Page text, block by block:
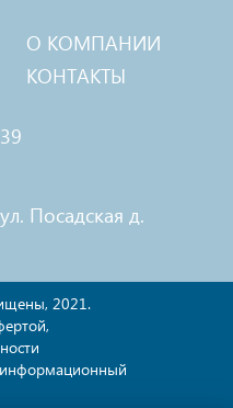
О КОМПАНИИ
КОНТАКТЫ
Посадская д.
2021.
информационный